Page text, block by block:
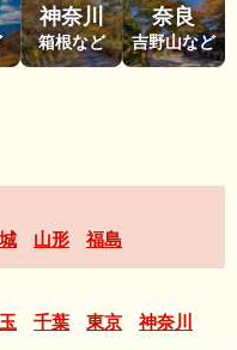
神奈川
箱根など
奈良
吉野山など
山形 福島
千葉 東京 神奈川